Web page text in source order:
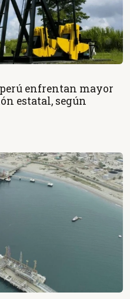
enfrentan mayor
estatal, según